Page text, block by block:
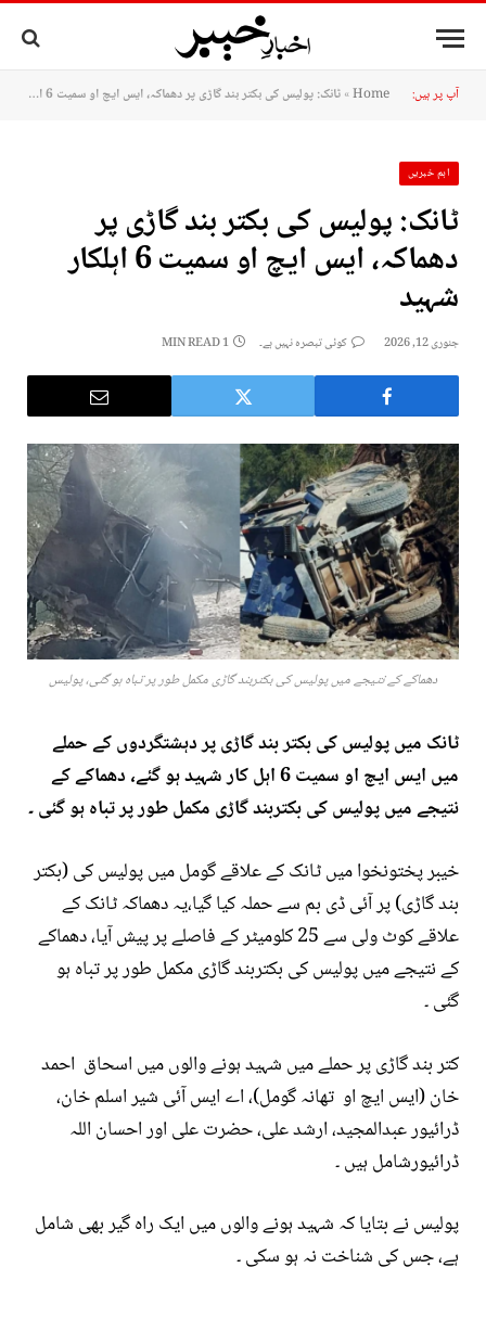
آپ پر ہیں: Home
»ٹانک: پولیس کی بکتر بند گاڑی پر دھماکہ، ایس ایچ او سمیت 6 اہلکار شہید
اہم خبریں
ٹانک: پولیس کی بکتر بند گاڑی پر
دھماکہ، ایس ایچ او سمیت 6 اہلکار
شہید
جنوری 12, 2026 کوئی تبصرہ نہیں ہے۔ 1 MIN READ
دھماکے کے نتیجے میں پولیس کی بکتربند گاڑی مکمل طور پر تباہ ہو گئی، پولیس
ٹانک میں پولیس کی بکتر بند گاڑی پر دہشتگردوں کے حملے
میں ایس ایچ او سمیت 6 اہل کار شہید ہو گئے، دھماکے کے
نتیجے میں پولیس کی بکتربند گاڑی مکمل طور پر تباہ ہو گئی ۔
خیبر پختونخوا میں ٹانک کے علاقے گومل میں پولیس کی (بکتر
بند گاڑی) پر آئی ڈی بم سے حملہ کیا گیا،یہ دھماکہ ٹانک کے
علاقے کوٹ ولی سے 25 کلومیٹر کے فاصلے پر پیش آیا، دھماکے
کے نتیجے میں پولیس کی بکتربند گاڑی مکمل طور پر تباہ ہو
گئی ۔
کتر بند گاڑی پر حملے میں شہید ہونے والوں میں اسحاق احمد
خان (ایس ایچ او تھانہ گومل)، اے ایس آئی شیر اسلم خان،
ڈرائیور عبدالمجید، ارشد علی، حضرت علی اور احسان اللہ
ڈرائیورشامل ہیں ۔
پولیس نے بتایا کہ شہید ہونے والوں میں ایک راہ گیر بھی شامل
ہے، جس کی شناخت نہ ہو سکی ۔